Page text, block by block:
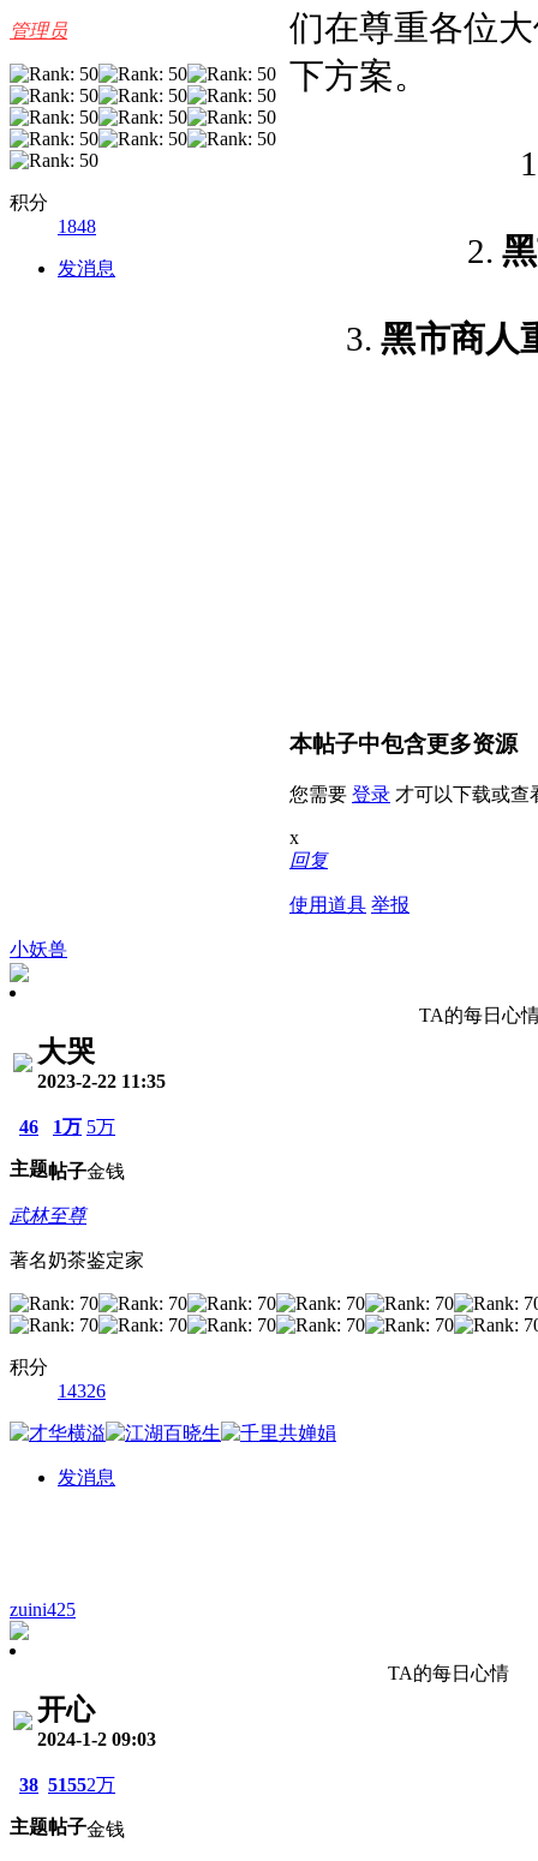
管理员
积分
1848
发消息
们在尊重各位
下方案。
2.
3. 黑市商人
本帖子中包含更多资源
您需要 登录 才可以下载或查
x
回复
使用道具 举报
小妖兽
TA的每日心
大哭
2023-2-22 11:35
46
主题
1万
帖子
5万
金钱
武林至尊
著名奶茶鉴定家
积分
14326
发消息
zuini425
TA的每日心情
开心
2024-1-2 09:03
38
主题
5155
帖子
2万
金钱